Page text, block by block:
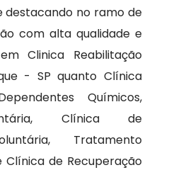
destacando no ramo de
com alta qualidade e
Clinica Reabilitação
- SP quanto Clínica
Químicos,
Clínica de
Tratamento
Clínica de Recuperação